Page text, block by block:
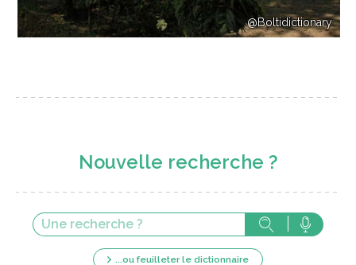
@Boltidictionary
Nouvelle recherche ?
...ou feuilleter le dictionnaire